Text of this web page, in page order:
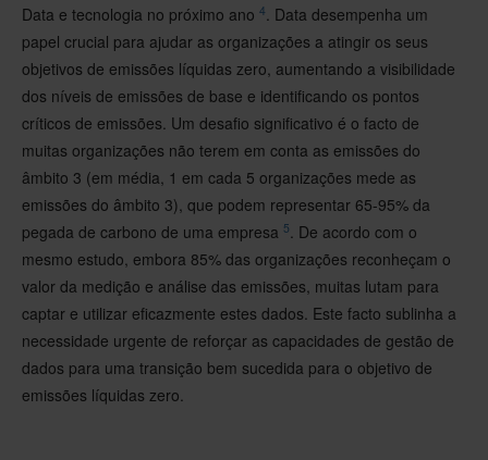
Data e tecnologia no próximo ano 4
. Data desempenha um
papel crucial para ajudar as organizações a atingir os seus
objetivos de emissões líquidas zero, aumentando a visibilidade
dos níveis de emissões de base e identificando os pontos
críticos de emissões. Um desafio significativo é o facto de
muitas organizações não terem em conta as emissões do
âmbito 3 (em média, 1 em cada 5 organizações mede as
emissões do âmbito 3), que podem representar 65-95% da
pegada de carbono de uma empresa 5
. De acordo com o
mesmo estudo, embora 85% das organizações reconheçam o
valor da medição e análise das emissões, muitas lutam para
captar e utilizar eficazmente estes dados. Este facto sublinha a
necessidade urgente de reforçar as capacidades de gestão de
dados para uma transição bem sucedida para o objetivo de
emissões líquidas zero.